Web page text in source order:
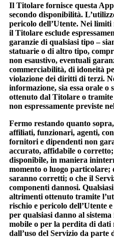
Il Titolare fornisce questa
secondo disponibilità.
pericolo dell’Utente. Nei limiti
il Titolare esclude
garanzie di qualsiasi tipo –
statuarie o di altro tipo,
non esaustivo, eventuali
commerciabilità, di idoneità
violazione dei diritti di terzi.
informazione, sia essa orale o
ottenuto dal Titolare o
non espressamente previste
Fermo restando quanto
affiliati, funzionari, agenti,
fornitori e dipendenti non
accurato, affidabile o
disponibile, in maniera
momento o luogo
saranno corretti; o che il
componenti dannosi.
altrimenti ottenuto tramite
rischio e pericolo dell’Utente
per qualsiasi danno al
mobile o per la perdita di dati
dall’uso del Servizio da parte